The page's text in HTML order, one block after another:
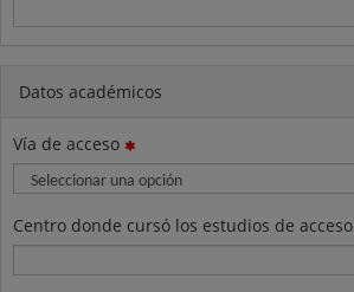
Datos académicos
Vía de acceso
Centro donde cursó los estudios de acceso